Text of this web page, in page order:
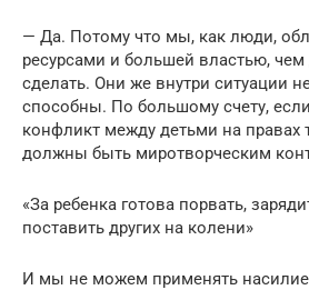
— Да. Потому что мы, как люди,
ресурсами и большей властью, чем
сделать. Они же внутри ситуации
способны. По большому счету,
конфликт между детьми на правах
должны быть миротворческим
«За ребенка готова порвать,
поставить других на колени»
И мы не можем применять